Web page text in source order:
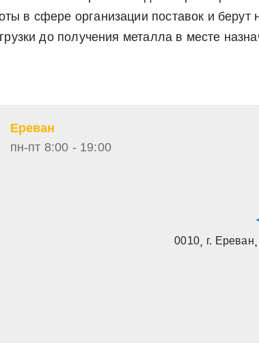
в сфере организации поставок и берут
до получения металла в месте
Ереван
пн-пт 8:00 - 19:00
0010, г. Ереван,
«О персональных данных», а также соглашаетесь
согласие на обработку своих персональных